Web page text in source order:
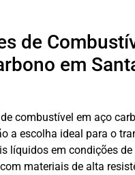
de
em
combustível em aço
a escolha ideal para o
líquidos em condições
materiais de alta